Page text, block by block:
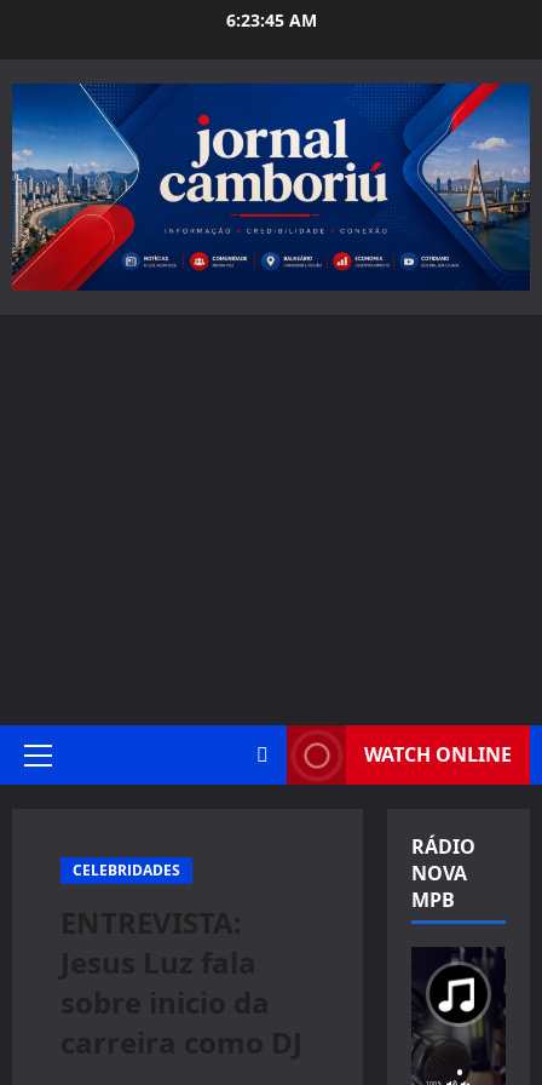
6:23:47 AM
Primary
WATCH ONLINE
CELEBRIDADES
ENTREVISTA:
Jesus Luz fala
sobre inicio da
carreira como DJ
RÁDIO
NOVA
MPB